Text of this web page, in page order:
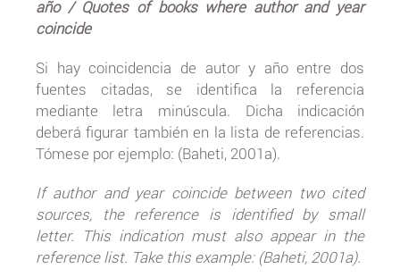
año / Quotes of books where author and year
coincide
Si hay coincidencia de autor y año entre dos
fuentes citadas, se identifica la referencia
mediante letra minúscula. Dicha indicación
deberá figurar también en la lista de referencias.
Tómese por ejemplo: (Baheti, 2001a).
If author and year coincide between two cited
sources, the reference is identified by small
letter. This indication must also appear in the
reference list. Take this example: (Baheti, 2001a).